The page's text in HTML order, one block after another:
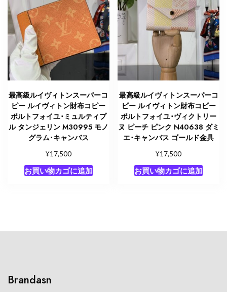
最高級ルイヴィトンスーパーコ
ピー ルイヴィトン財布コピー
ポルトフォイユ･ミュルティプ
ル タンジェリン M30995 モノ
グラム･キャンバス
¥17,500
お買い物カゴに追加
最高級ルイヴィトンスーパーコ
ピー ルイヴィトン財布コピー
ポルトフォイユ･ヴィクトリー
ヌ ピーチ ピンク N40638 ダミ
エ･キャンバス ゴールド金具
¥17,500
お買い物カゴに追加
Brandasn